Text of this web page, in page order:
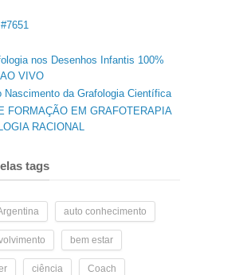
nos Desenhos Infantis 100%
VIVO
Nascimento da Grafologia Científica
FORMAÇÃO EM GRAFOTERAPIA
RACIONAL
tags
auto conhecimento
bem estar
ciência Coach